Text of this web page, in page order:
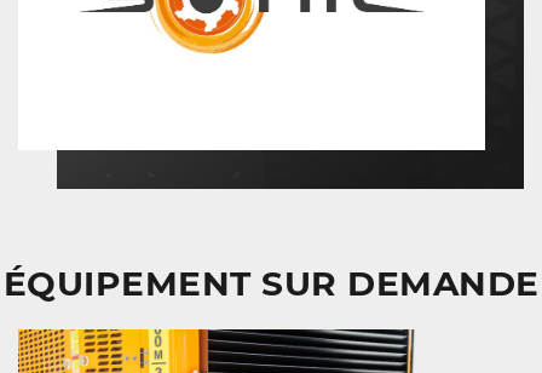
ÉQUIPEMENT SUR DEMANDE